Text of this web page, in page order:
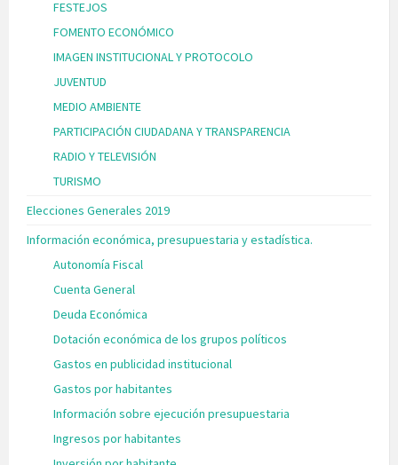
FESTEJOS
FOMENTO ECONÓMICO
IMAGEN INSTITUCIONAL Y PROTOCOLO
JUVENTUD
MEDIO AMBIENTE
PARTICIPACIÓN CIUDADANA Y TRANSPARENCIA
RADIO Y TELEVISIÓN
TURISMO
Elecciones Generales 2019
Información económica, presupuestaria y estadística.
Autonomía Fiscal
Cuenta General
Deuda Económica
Dotación económica de los grupos políticos
Gastos en publicidad institucional
Gastos por habitantes
Información sobre ejecución presupuestaria
Ingresos por habitantes